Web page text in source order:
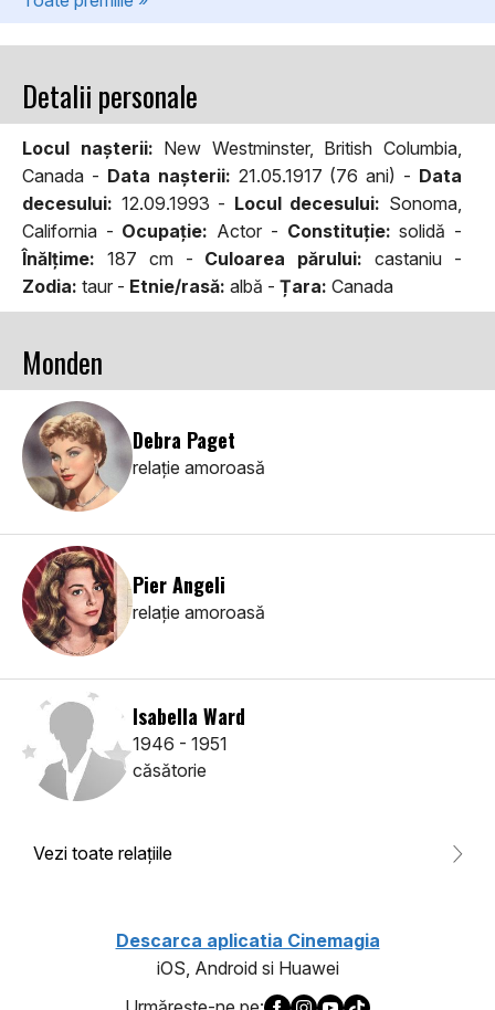
Detalii personale
Locul naşterii: New Westminster, British Columbia,
Canada - Data naşterii: 21.05.1917 (76 ani) - Data
decesului: 12.09.1993 - Locul decesului: Sonoma,
California - Ocupaţie: Actor - Constituţie: solidă -
Înălţime: 187 cm - Culoarea părului: castaniu -
Zodia: taur - Etnie/rasă: albă - Țara: Canada
Monden
Debra Paget
relaţie amoroasă
Pier Angeli
relaţie amoroasă
Isabella Ward
1946 - 1951
căsătorie
Vezi toate relaţiile
Descarca aplicatia Cinemagia
iOS, Android si Huawei